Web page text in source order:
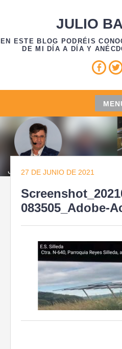
JULIO
EN ESTE BLOG PODRÉIS
DE MI DÍA A DÍA Y
Saltar
al
contenido
27 DE JUNIO DE 2021
083505_Adobe-